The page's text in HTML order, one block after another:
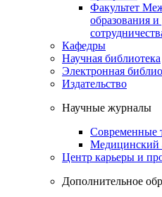
Факультет
образования
Кафедры
Научная библиотека
Электронная
Издательство
Научные журналы
Современные
Медицинский
Центр карьеры и
Дополнительное